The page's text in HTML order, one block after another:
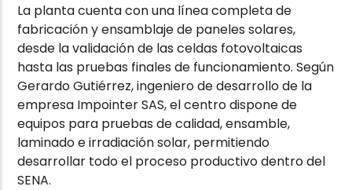
La planta cuenta con una línea completa de
fabricación y ensamblaje de paneles solares,
desde la validación de las celdas fotovoltaicas
hasta las pruebas finales de funcionamiento. Según
Gerardo Gutiérrez, ingeniero de desarrollo de la
empresa Impointer SAS, el centro dispone de
equipos para pruebas de calidad, ensamble,
laminado e irradiación solar, permitiendo
desarrollar todo el proceso productivo dentro del
SENA.